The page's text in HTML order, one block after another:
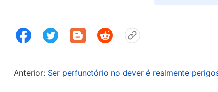
Deus dirá: ‘Não há como usá-lo. Vá e saia do
gosta? Gosta de ser preguiçoso e se entregar
conforto para sempre!’. Deus dará essa graça e
Anterior: Ser perfunctório no dever é realmente